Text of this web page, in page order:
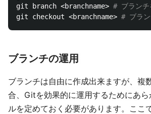
git branch <branchname> # ブランチ
git checkout <branchname> # ブラン
ブランチの運用
ブランチは自由に作成出来ますが、複
合、Gitを効果的に運用するためにあ
ルを定めておく必要があります。ここ